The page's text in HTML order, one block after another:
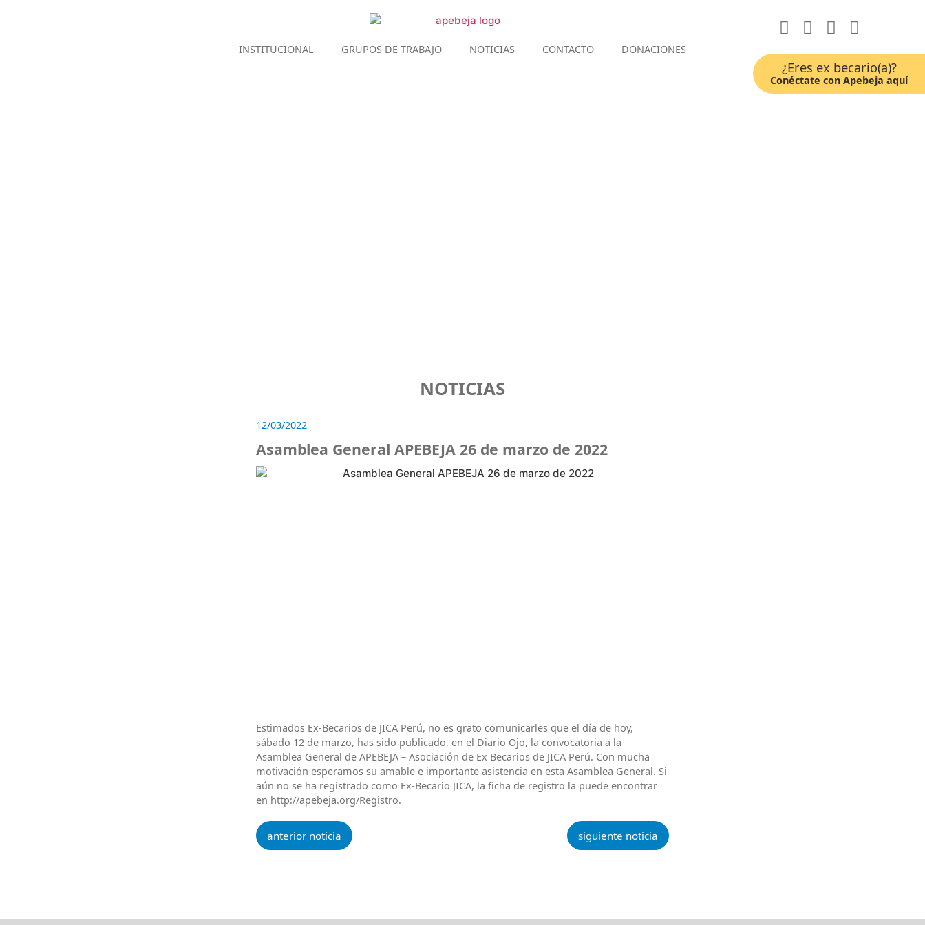
INSTITUCIONAL GRUPOS DE TRABAJO NOTICIAS CONTACTO DONACIONES
¿Eres ex becario(a)?
Conéctate con Apebeja aquí
NOTICIAS
12/03/2022
Asamblea General APEBEJA 26 de marzo de 2022
Estimados Ex-Becarios de JICA Perú, no es grato comunicarles que el día de hoy,
sábado 12 de marzo, has sido publicado, en el Diario Ojo, la convocatoria a la
Asamblea General de APEBEJA – Asociación de Ex Becarios de JICA Perú. Con mucha
motivación esperamos su amable e importante asistencia en esta Asamblea General. Si
aún no se ha registrado como Ex-Becario JICA, la ficha de registro la puede encontrar
en http://apebeja.org/Registro.
anterior noticia siguiente noticia